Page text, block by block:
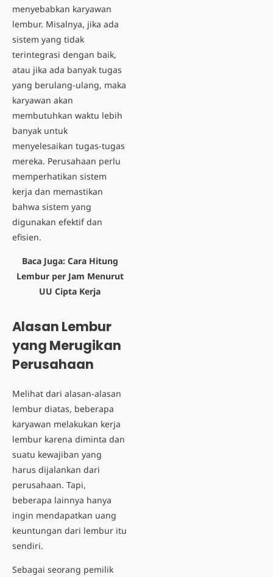
menyebabkan karyawan
lembur. Misalnya, jika ada
sistem yang tidak
terintegrasi dengan baik,
atau jika ada banyak tugas
yang berulang-ulang, maka
karyawan akan
membutuhkan waktu lebih
banyak untuk
menyelesaikan tugas-tugas
mereka. Perusahaan perlu
memperhatikan sistem
kerja dan memastikan
bahwa sistem yang
digunakan efektif dan
efisien.
Baca Juga: Cara Hitung
Lembur per Jam Menurut
UU Cipta Kerja
Alasan Lembur
yang Merugikan
Perusahaan
Melihat dari alasan-alasan
lembur diatas, beberapa
karyawan melakukan kerja
lembur karena diminta dan
suatu kewajiban yang
harus dijalankan dari
perusahaan. Tapi,
beberapa lainnya hanya
ingin mendapatkan uang
keuntungan dari lembur itu
sendiri.
Sebagai seorang pemilik